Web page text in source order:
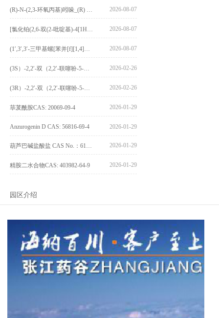
2026-08-07
2026-08-07
2026-08-07
2026-02-26
2026-02-26
荜茇酰胺CAS: 20069-09-4 2026-01-29
Anzurogenin D CAS: 56816-69-4 2026-01-29
2026-01-29
精胺二水合物CAS: 403982-64-9 2026-01-29
园区介绍